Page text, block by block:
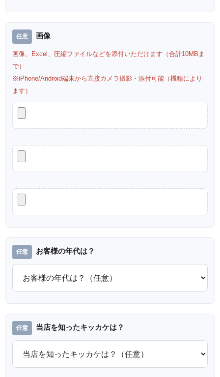
画像
画像、Excel、圧縮ファイルなどを添付いただけます（合計10MBま
で）
※iPhone/Android端末から直接カメラ撮影・添付可能（機種により
ます）
お客様の年代は？
当店を知ったキッカケは？